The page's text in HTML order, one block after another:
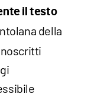
il testo
della